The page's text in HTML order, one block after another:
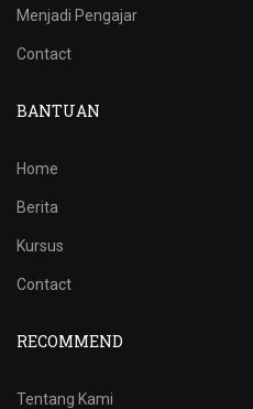
Menjadi Pengajar
Contact
BANTUAN
Home
Berita
Kursus
Contact
RECOMMEND
Tentang Kami